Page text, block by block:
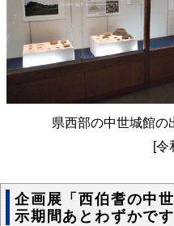
県西部の中世城館の
[令
企画展「西伯耆の中
示期間あとわずかです